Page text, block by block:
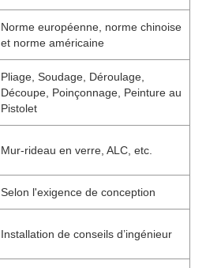
Norme européenne, norme chinoise
et norme américaine
Pliage, Soudage, Déroulage,
Découpe, Poinçonnage, Peinture au
Pistolet
Mur-rideau en verre, ALC, etc.
Selon l'exigence de conception
Installation de conseils d’ingénieur